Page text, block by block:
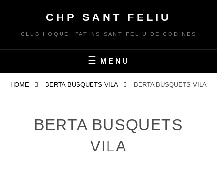
content
CHP SANT FELIU
CLUB HOQUEI PATINS SANT FELIU DE CODINES
MENU
HOME BERTA BUSQUETS VILA BERTA BUSQUETS VILA
BERTA BUSQUETS
VILA